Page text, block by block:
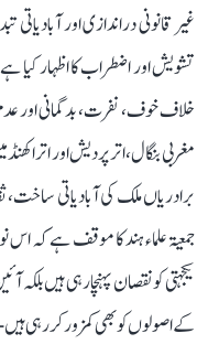
غیر قانونی دراندازی اور
تشویش اور اضطراب کا اظہار
خلاف خوف، نفرت، بدگمانی اور
مغربی بنگال، اتر پردیش اور
برادریاں ملک کی آبادیاتی
جمعیۃ علماء ہند کا موقف ہے کہ
یکجہتی کو نقصان پہنچا رہی ہیں
کے اصولوں کو بھی کمزور کر رہی